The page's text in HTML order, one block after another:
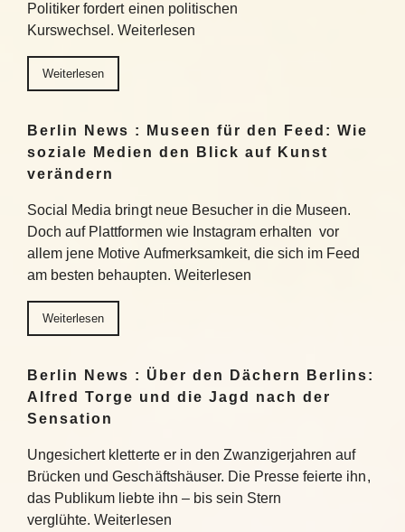
Politiker fordert einen politischen
Kurswechsel. Weiterlesen
Weiterlesen
Berlin News : Museen für den Feed: Wie
soziale Medien den Blick auf Kunst
verändern
Social Media bringt neue Besucher in die Museen.
Doch auf Plattformen wie Instagram erhalten vor
allem jene Motive Aufmerksamkeit, die sich im Feed
am besten behaupten. Weiterlesen
Weiterlesen
Berlin News : Über den Dächern Berlins:
Alfred Torge und die Jagd nach der
Sensation
Ungesichert kletterte er in den Zwanzigerjahren auf
Brücken und Geschäftshäuser. Die Presse feierte ihn,
das Publikum liebte ihn – bis sein Stern
verglühte. Weiterlesen